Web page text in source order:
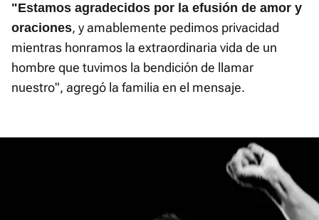
"Estamos agradecidos por la efusión de amor y
oraciones, y amablemente pedimos privacidad
mientras honramos la extraordinaria vida de un
hombre que tuvimos la bendición de llamar
nuestro", agregó la familia en el mensaje.